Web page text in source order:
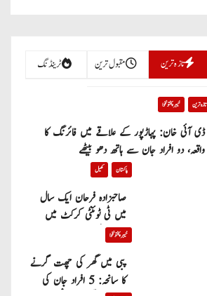
تازہ ترین مقبول ترین ٹرینڈنگ
تازہ ترین خیبر پختونخوا
ڈی آئی خان: پہاڑپور کے علاقے میں فائرنگ کا
واقعہ، دو افراد جان سے ہاتھ دھو بیٹھے
پاکستان کھیل
صاحبزادہ فرحان ایک سال
میں ٹی ٹوئنٹی کرکٹ میں
100 چھکے لگانے والے پہلے
پاکستانی بیٹر بن گئے
خیبر پختونخوا
پبی میں گھر کی چھت گرنے
کا سانحہ: 5 افراد جان کی